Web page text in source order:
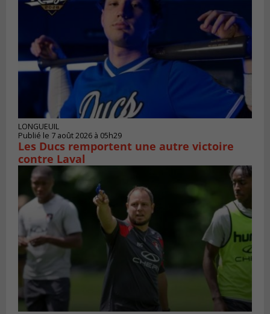
LONGUEUIL
Publié le 7 août 2026 à 05h29
Les Ducs remportent une autre victoire
contre Laval